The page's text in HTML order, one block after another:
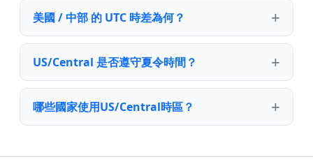
美國 / 中部 的 UTC 時差為何？
US/Central 是否遵守夏令時間？
哪些國家使用US/Central時區？